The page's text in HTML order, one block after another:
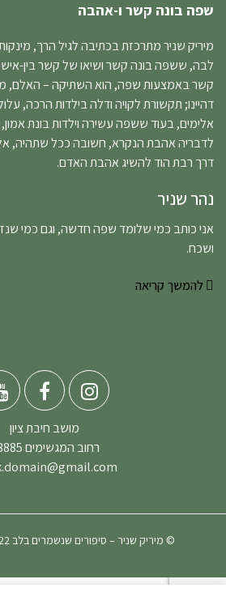
שפה בונה קשר ו-אהבה
מיריק שניר מתרכזת בכתיבה לגיל הרך,
לבה, ששפה בונה קשר ושיאו של קשר בין-
קשר באמצעות שפה, הוא השתיקה – האלם,
דהיינו; תקשורת לקויה ודלה בילדות הרכה,
אלימים, בעוד ששפה עשירה וילדות בונת
לדבריה אהבת הנקרא, חשובה ככל שתהיה,
דרך רבת הוד להשיג אהבת האדם.
נהר שניר
אני כותב כמי שלומד שפה חדשה, וגם כמי
ושכח.
להמשך קריאה
מושב חיבת ציון
רחוב המגשימים 38885
© מיריק שניר – סיפורים שנשמרים בלב 2022 | website: